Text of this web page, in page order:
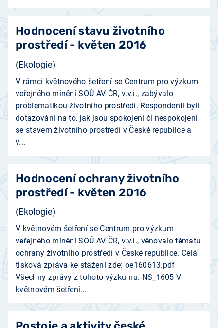
Hodnocení stavu životního
prostředí - květen 2016
(Ekologie)
V rámci květnového šetření se Centrum pro výzkum
veřejného mínění SOÚ AV ČR, v.v.i., zabývalo
problematikou životního prostředí. Respondenti byli
dotazováni na to, jak jsou spokojeni či nespokojeni
se stavem životního prostředí v České republice a
v...
Hodnocení ochrany životního
prostředí - květen 2016
(Ekologie)
V květnovém šetření se Centrum pro výzkum
veřejného mínění SOÚ AV ČR, v.v.i., věnovalo tématu
ochrany životního prostředí v České republice. Celá
tisková zpráva ke stažení zde: oe160613.pdf
Všechny zprávy z tohoto výzkumu: NS_1605 V
květnovém šetření...